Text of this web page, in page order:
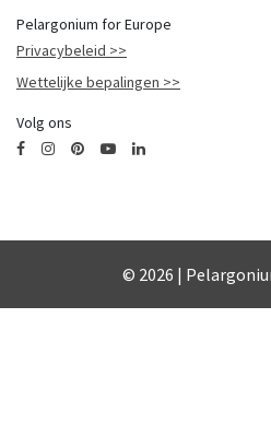
Pelargonium for Europe
Privacybeleid
Wettelijke bepalingen
Volg ons
© 2026 |